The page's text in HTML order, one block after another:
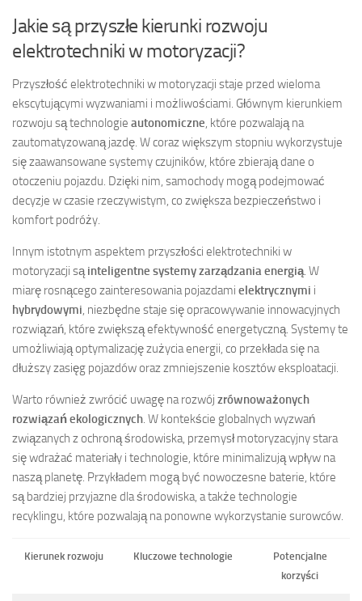
Jakie są przyszłe kierunki rozwoju
elektrotechniki w motoryzacji?
Przyszłość elektrotechniki w motoryzacji staje przed wieloma
ekscytującymi wyzwaniami i możliwościami. Głównym kierunkiem
rozwoju są technologie autonomiczne, które pozwalają na
zautomatyzowaną jazdę. W coraz większym stopniu wykorzystuje
się zaawansowane systemy czujników, które zbierają dane o
otoczeniu pojazdu. Dzięki nim, samochody mogą podejmować
decyzje w czasie rzeczywistym, co zwiększa bezpieczeństwo i
komfort podróży.
Innym istotnym aspektem przyszłości elektrotechniki w
motoryzacji sąinteligentne systemy zarządzania energią. W
miarę rosnącego zainteresowania pojazdami elektrycznymi i
hybrydowymi, niezbędne staje się opracowywanie innowacyjnych
rozwiązań, które zwiększą efektywność energetyczną. Systemy te
umożliwiają optymalizację zużycia energii, co przekłada się na
dłuższy zasięg pojazdów oraz zmniejszenie kosztów eksploatacji.
Warto również zwrócić uwagę na rozwój zrównoważonych
rozwiązań ekologicznych. W kontekście globalnych wyzwań
związanych z ochroną środowiska, przemysł motoryzacyjny stara
się wdrażać materiały i technologie, które minimalizują wpływ na
naszą planetę. Przykładem mogą być nowoczesne baterie, które
są bardziej przyjazne dla środowiska, a także technologie
recyklingu, które pozwalają na ponowne wykorzystanie surowców.
Kierunek rozwoju Kluczowe technologie
Potencjalne
korzyści